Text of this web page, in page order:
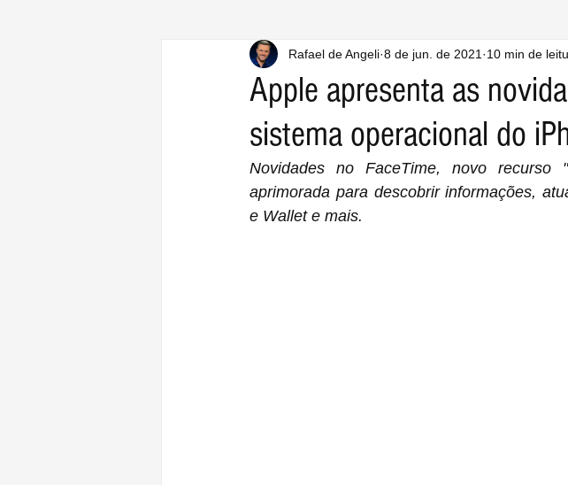
Apple apresenta as
sistema operacional do
Rafael de Angeli 8 de jun. de 2021 10 min de
Novidades no FaceTime, novo recurso
aprimorada para descobrir informações,
e Wallet e mais.